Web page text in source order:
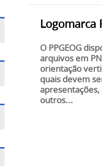
Logomarca
O PPGEOG
arquivos em
orientação
quais devem
outros...